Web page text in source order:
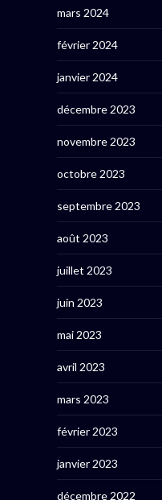
mars 2024
février 2024
janvier 2024
décembre 2023
novembre 2023
octobre 2023
septembre 2023
août 2023
juillet 2023
juin 2023
mai 2023
avril 2023
mars 2023
février 2023
janvier 2023
décembre 2022